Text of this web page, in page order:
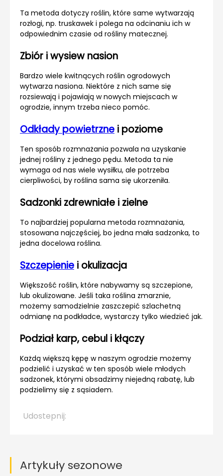
Ta metoda dotyczy roślin, które same wytwarzają
rozłogi, np. truskawek i polega na odcinaniu ich w
odpowiednim czasie od rośliny matecznej.
Zbiór i wysiew nasion
Bardzo wiele kwitnących roślin ogrodowych
wytwarza nasiona. Niektóre z nich same się
rozsiewają i pojawiają w nowych miejscach w
ogrodzie, innym trzeba nieco pomóc.
Odkłady powietrzne i poziome
Ten sposób rozmnażania pozwala na uzyskanie
jednej rośliny z jednego pędu. Metoda ta nie
wymaga od nas wiele wysiłku, ale potrzeba
cierpliwości, by roślina sama się ukorzeniła.
Sadzonki zdrewniałe i zielne
To najbardziej popularna metoda rozmnażania,
stosowana najczęściej, bo jedna mała sadzonka, to
jedna docelowa roślina.
Szczepienie i okulizacja
Większość roślin, które nabywamy są szczepione,
lub okulizowane. Jeśli taka roślina zmarznie,
możemy samodzielnie zaszczepić szlachetną
odmianę na podkładce, wystarczy tylko wiedzieć jak.
Podział karp, cebul i kłączy
Każdą większą kępę w naszym ogrodzie możemy
podzielić i uzyskać w ten sposób wiele młodych
sadzonek, którymi obsadzimy niejedną rabatę, lub
podzielimy się z sąsiadem.
Udostepnij:
Artykuły sezonowe